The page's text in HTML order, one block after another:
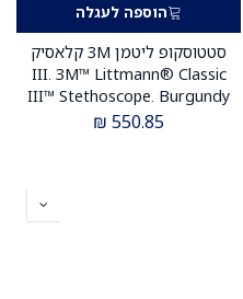
הוספה לעגלה
סטטוסקופ ליטמן 3M קלאסיק
III. 3M™ Littmann® Classic
III™ Stethoscope. Burgundy
550.85
₪